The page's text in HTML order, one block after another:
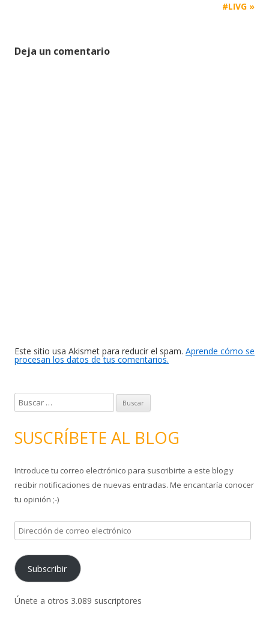
#LIVG »
Deja un comentario
Este sitio usa Akismet para reducir el spam. Aprende cómo se
procesan los datos de tus comentarios.
u
c
r
:
SUSCRÍBETE AL BLOG
Introduce tu correo electrónico para suscribirte a este blog y
recibir notificaciones de nuevas entradas. Me encantaría conocer
tu opinión ;-)
i
e
c
Subscribir
Únete a otros 3.089 suscriptores